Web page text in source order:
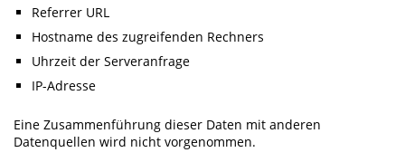
Referrer URL
Hostname des zugreifenden Rechners
Uhrzeit der Serveranfrage
IP-Adresse
Eine Zusammenführung dieser Daten mit anderen
Datenquellen wird nicht vorgenommen.